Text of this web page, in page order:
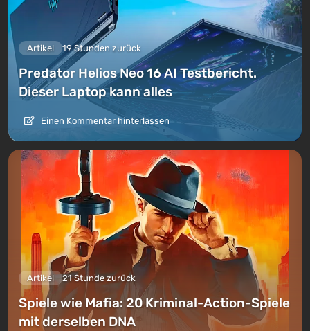
Artikel 19 Stunden zurück
Predator Helios Neo 16 AI Testbericht.
Dieser Laptop kann alles
Einen Kommentar hinterlassen
Artikel 21 Stunde zurück
Spiele wie Mafia: 20 Kriminal-Action-Spiele
mit derselben DNA